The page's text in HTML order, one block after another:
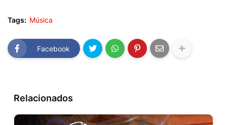
Tags: Música
Facebook
Relacionados